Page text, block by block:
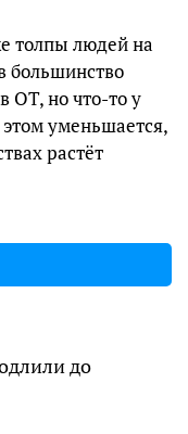
толпы людей на
большинство
ОТ, но что-то у
уменьшается,
растёт
до